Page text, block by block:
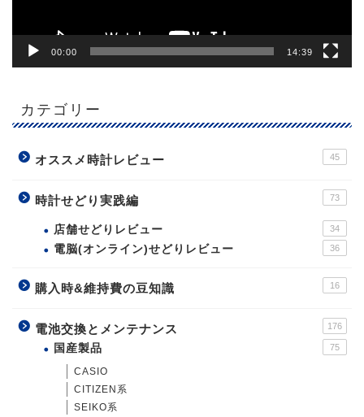
00:00 14:39
カテゴリー
オススメ時計レビュー 45
時計せどり実践編 73
店舗せどりレビュー 34
電脳(オンライン)せどりレビュー 36
購入時&維持費の豆知識 16
電池交換とメンテナンス 176
国産製品 75
CASIO
CITIZEN系
SEIKO系